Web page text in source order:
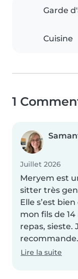
Garde
Cuisine
1
Juillet 2026
Meryem est
sitter très
Elle s’est
mon fils de
repas, sieste.
Lire la suite